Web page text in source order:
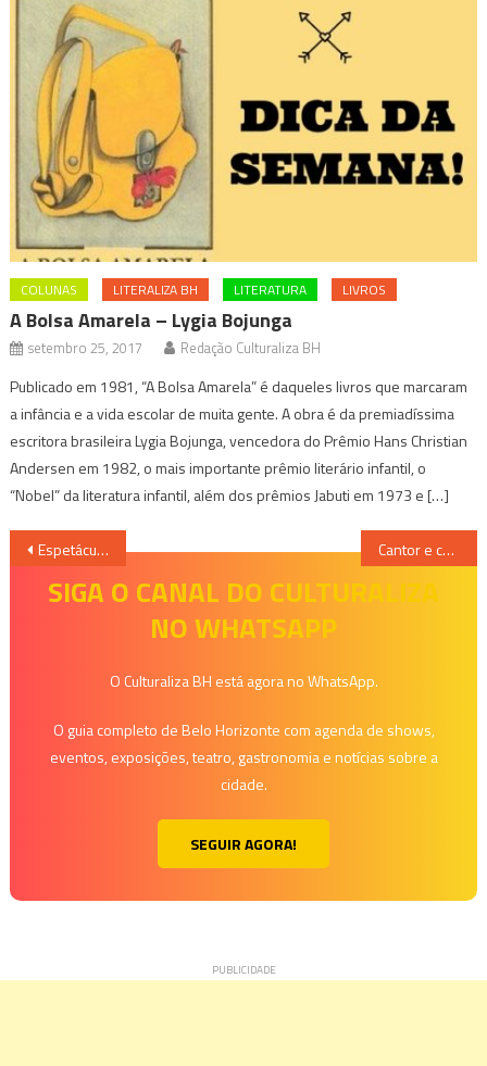
COLUNAS LITERALIZA BH LITERATURA LIVROS
A Bolsa Amarela – Lygia Bojunga
setembro 25, 2017 Redação Culturaliza BH
Publicado em 1981, “A Bolsa Amarela” é daqueles livros que marcaram
a infância e a vida escolar de muita gente. A obra é da premiadíssima
escritora brasileira Lygia Bojunga, vencedora do Prêmio Hans Christian
Andersen em 1982, o mais importante prêmio literário infantil, o
“Nobel” da literatura infantil, além dos prêmios Jabuti em 1973 e […]
Navegação
Espetáculo “Mari e Celi estão na cidade!” abre o festival Diversão em Cena Cantor e compositor Tiago Nacarato escolhe Belo Horizonte para sua estreia
SIGA O CANAL DO CULTURALIZA
NO WHATSAPP
O Culturaliza BH está agora no WhatsApp.
O guia completo de Belo Horizonte com agenda de shows,
eventos, exposições, teatro, gastronomia e notícias sobre a
cidade.
SEGUIR AGORA!